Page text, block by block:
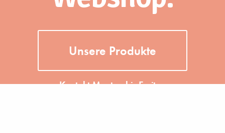
Unsere Produkte
Kontakt Montag bis Freitag